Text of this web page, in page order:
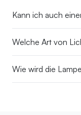
Kann ich auch
Welche Art von
Wie wird die